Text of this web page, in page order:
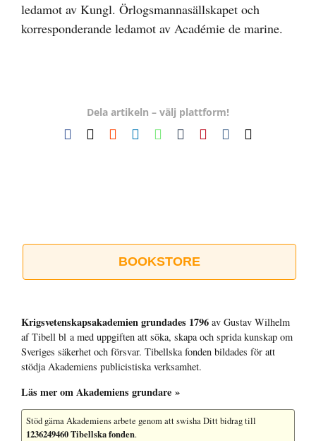
ledamot av Kungl. Örlogsmannasällskapet och
korresponderande ledamot av Académie de marine.
Dela artikeln – välj plattform!
Facebook RedditLinkedInWhatsApp
TumblrPinterest
Vk
BOOKSTORE
Krigsvetenskap­sakademien grundades 1796 av Gustav Wilhelm
af Tibell bl a med uppgiften att söka, skapa och sprida kunskap om
Sveriges säkerhet och försvar. Tibellska fonden bildades för att
stödja Akademiens publicistiska verksamhet.
Läs mer om Akademiens grundare »
Stöd gärna Akademiens arbete genom att swisha Ditt bidrag till
1236249460 Tibellska fonden.